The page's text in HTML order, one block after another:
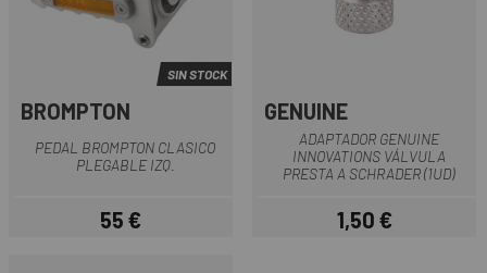
SIN STOCK
BROMPTON
PEDAL BROMPTON CLASICO
PLEGABLE IZQ.
Precio
55 €
GENUINE
ADAPTADOR GENUINE
INNOVATIONS VÁLVULA
PRESTA A SCHRADER (1UD)
Precio
1,50 €